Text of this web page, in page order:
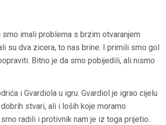
smo imali problema s brzim otvaranjem
su dva zicera, to nas brine. I primili smo gol
Bitno je da smo pobijedili, ali nismo
i Gvardiola u igru. Gvardiol je igrao cijelu
stvari, ali i loših koje moramo
radili i protivnik nam je iz toga prijetio.